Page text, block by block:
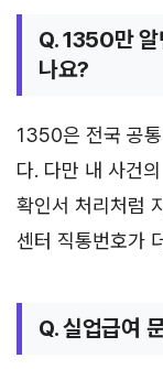
Q. 1350만 알
나요?
1350은 전국 공
다. 다만 내 사건
확인서 처리처럼
센터 직통번호가
Q. 실업급여